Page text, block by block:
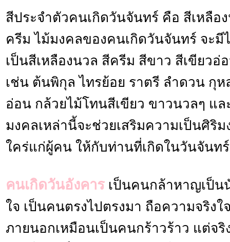
สีประจำตัวคนเกิดวันจันทร์ คือ สีเหลือ
ครีม ไม้มงคลของคนเกิดวันจันทร์ จะ
เป็นสีเหลืองนวล สีครีม สีขาว สีเขียวอ่
เช่น ต้นพิกุล ไทรย้อย ราตรี ลำดวน กุ
อ่อน กล้วยไม้โทนสีเขียว ขาวนวลๆ แ
มงคลเหล่านี้จะช่วยเสริมความเป็นศิริ
ใคร่แก่ผู้คน ให้กับท่านที่เกิดในวันจันท
คนเกิดวันอังคาร เป็นคนกล้าหาญเป็น
ใจ เป็นคนตรงไปตรงมา ถือความจริง
ภายนอกเหมือนเป็นคนกร้าวร้าว แต่จริ